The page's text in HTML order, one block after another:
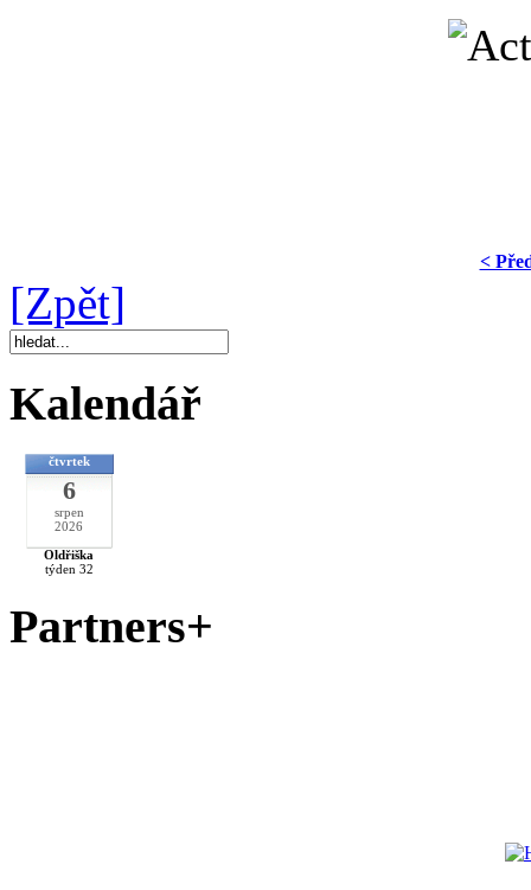
<
[Zpět]
Kalendář
čtvrtek
6
srpen
2026
Oldřiška
týden 32
Partners+